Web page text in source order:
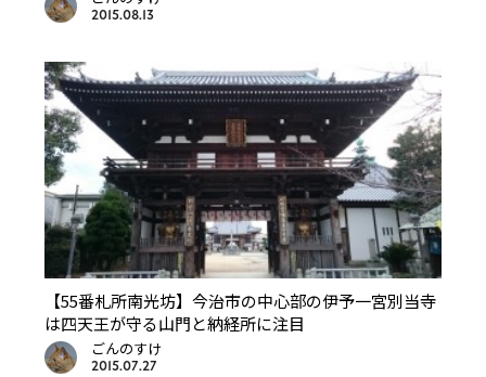
2015.08.13
【55番札所南光坊】今治市の中心部の伊予一宮別当寺
は四天王が守る山門と納経所に注目
ごんのすけ
2015.07.27